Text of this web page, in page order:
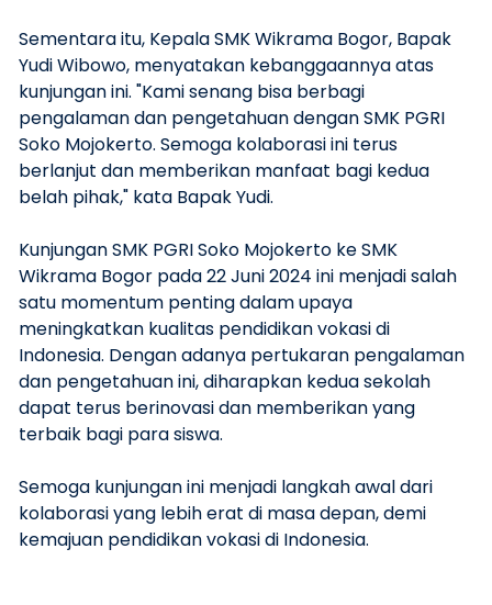
Sementara itu, Kepala SMK Wikrama Bogor, Bapak
Yudi Wibowo, menyatakan kebanggaannya atas
kunjungan ini. "Kami senang bisa berbagi
pengalaman dan pengetahuan dengan SMK PGRI
Soko Mojokerto. Semoga kolaborasi ini terus
berlanjut dan memberikan manfaat bagi kedua
belah pihak," kata Bapak Yudi.
Kunjungan SMK PGRI Soko Mojokerto ke SMK
Wikrama Bogor pada 22 Juni 2024 ini menjadi salah
satu momentum penting dalam upaya
meningkatkan kualitas pendidikan vokasi di
Indonesia. Dengan adanya pertukaran pengalaman
dan pengetahuan ini, diharapkan kedua sekolah
dapat terus berinovasi dan memberikan yang
terbaik bagi para siswa.
Semoga kunjungan ini menjadi langkah awal dari
kolaborasi yang lebih erat di masa depan, demi
kemajuan pendidikan vokasi di Indonesia.